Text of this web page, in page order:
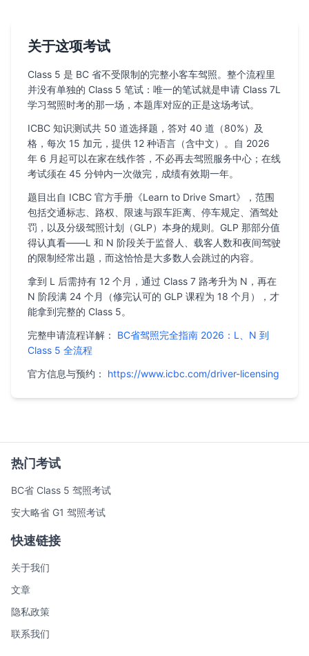
关于这项考试
Class 5 是 BC 省不受限制的完整小客车驾照。整个流程里
并没有单独的 Class 5 笔试：唯一的笔试就是申请 Class 7L
学习驾照时考的那一场，本题库对应的正是这场考试。
ICBC 知识测试共 50 道选择题，答对 40 道（80%）及
格，每次 15 加元，提供 12 种语言（含中文）。自 2026
年 6 月起可以在家在线作答，不必再去驾照服务中心；在线
考试须在 45 分钟内一次做完，成绩有效期一年。
题目出自 ICBC 官方手册《Learn to Drive Smart》，范围
包括交通标志、路权、限速与跟车距离、停车规定、酒驾处
罚，以及分级驾照计划（GLP）本身的规则。GLP 那部分值
得认真看——L 和 N 阶段关于监督人、载客人数和夜间驾驶
的限制经常出题，而这恰恰是大多数人会跳过的内容。
拿到 L 后需持有 12 个月，通过 Class 7 路考升为 N，再在
N 阶段满 24 个月（修完认可的 GLP 课程为 18 个月），才
能拿到完整的 Class 5。
完整申请流程详解： BC省驾照完全指南 2026：L、N 到
Class 5 全流程
官方信息与预约： https://www.icbc.com/driver-licensing
热门考试
BC省 Class 5 驾照考试
安大略省 G1 驾照考试
快速链接
关于我们
文章
隐私政策
联系我们